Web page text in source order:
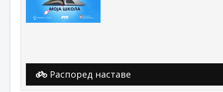
Распоред наставе